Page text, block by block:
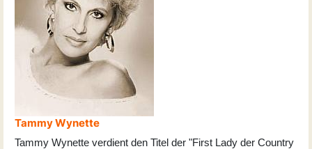
Tammy Wynette
Tammy Wynette verdient den Titel der "First Lady der Country